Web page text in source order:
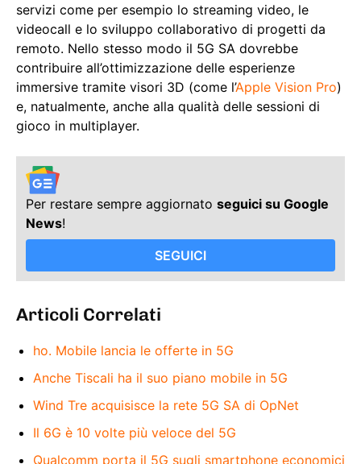
servizi come per esempio lo streaming video, le
videocall e lo sviluppo collaborativo di progetti da
remoto. Nello stesso modo il 5G SA dovrebbe
contribuire all’ottimizzazione delle esperienze
immersive tramite visori 3D (come l’Apple Vision Pro)
e, natualmente, anche alla qualità delle sessioni di
gioco in multiplayer.
Per restare sempre aggiornato seguici su Google
News!
SEGUICI
Articoli Correlati
ho. Mobile lancia le offerte in 5G
Anche Tiscali ha il suo piano mobile in 5G
Wind Tre acquisisce la rete 5G SA di OpNet
Il 6G è 10 volte più veloce del 5G
Qualcomm porta il 5G sugli smartphone economici